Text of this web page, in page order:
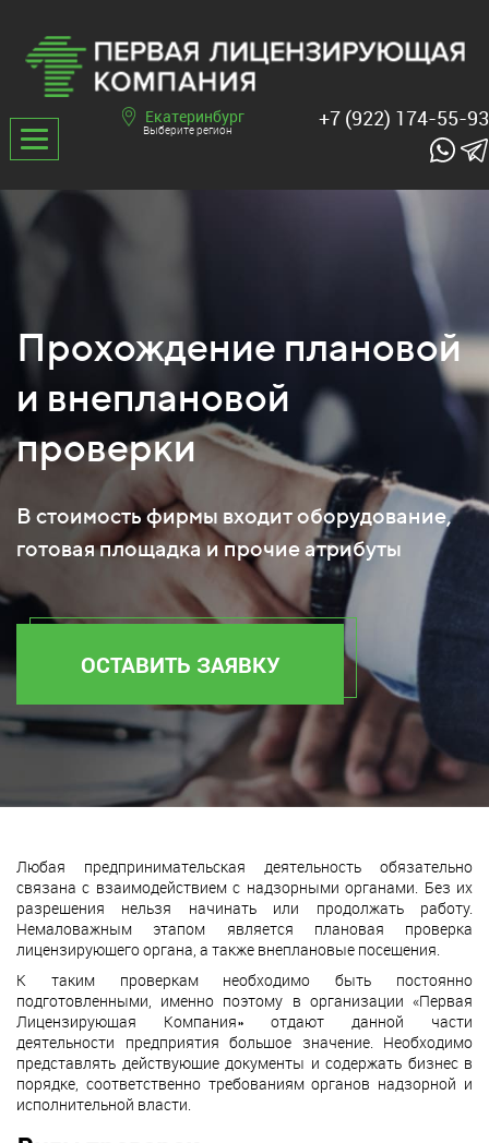
Екатеринбург
Выберите регион +7 (922) 174-55-93
Прохождение плановой
и внеплановой
проверки
В стоимость фирмы входит оборудование,
готовая площадка и прочие атрибуты
ОСТАВИТЬ ЗАЯВКУ
Любая предпринимательская деятельность обязательно
связана с взаимодействием с надзорными органами. Без их
разрешения нельзя начинать или продолжать работу.
Немаловажным этапом является плановая проверка
лицензирующего органа, а также внеплановые посещения.
К таким проверкам необходимо быть постоянно
подготовленными, именно поэтому в организации «Первая
Лицензирующая Компания» отдают данной части
деятельности предприятия большое значение. Необходимо
представлять действующие документы и содержать бизнес в
порядке, соответственно требованиям органов надзорной и
исполнительной власти.